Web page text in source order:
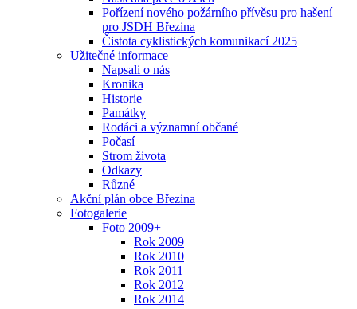
Pořízení nového požárního přívěsu pro hašení
pro JSDH Březina
Čistota cyklistických komunikací 2025
Užitečné informace
Napsali o nás
Kronika
Historie
Památky
Rodáci a významní občané
Počasí
Strom života
Odkazy
Různé
Akční plán obce Březina
Fotogalerie
Foto 2009+
Rok 2009
Rok 2010
Rok 2011
Rok 2012
Rok 2014